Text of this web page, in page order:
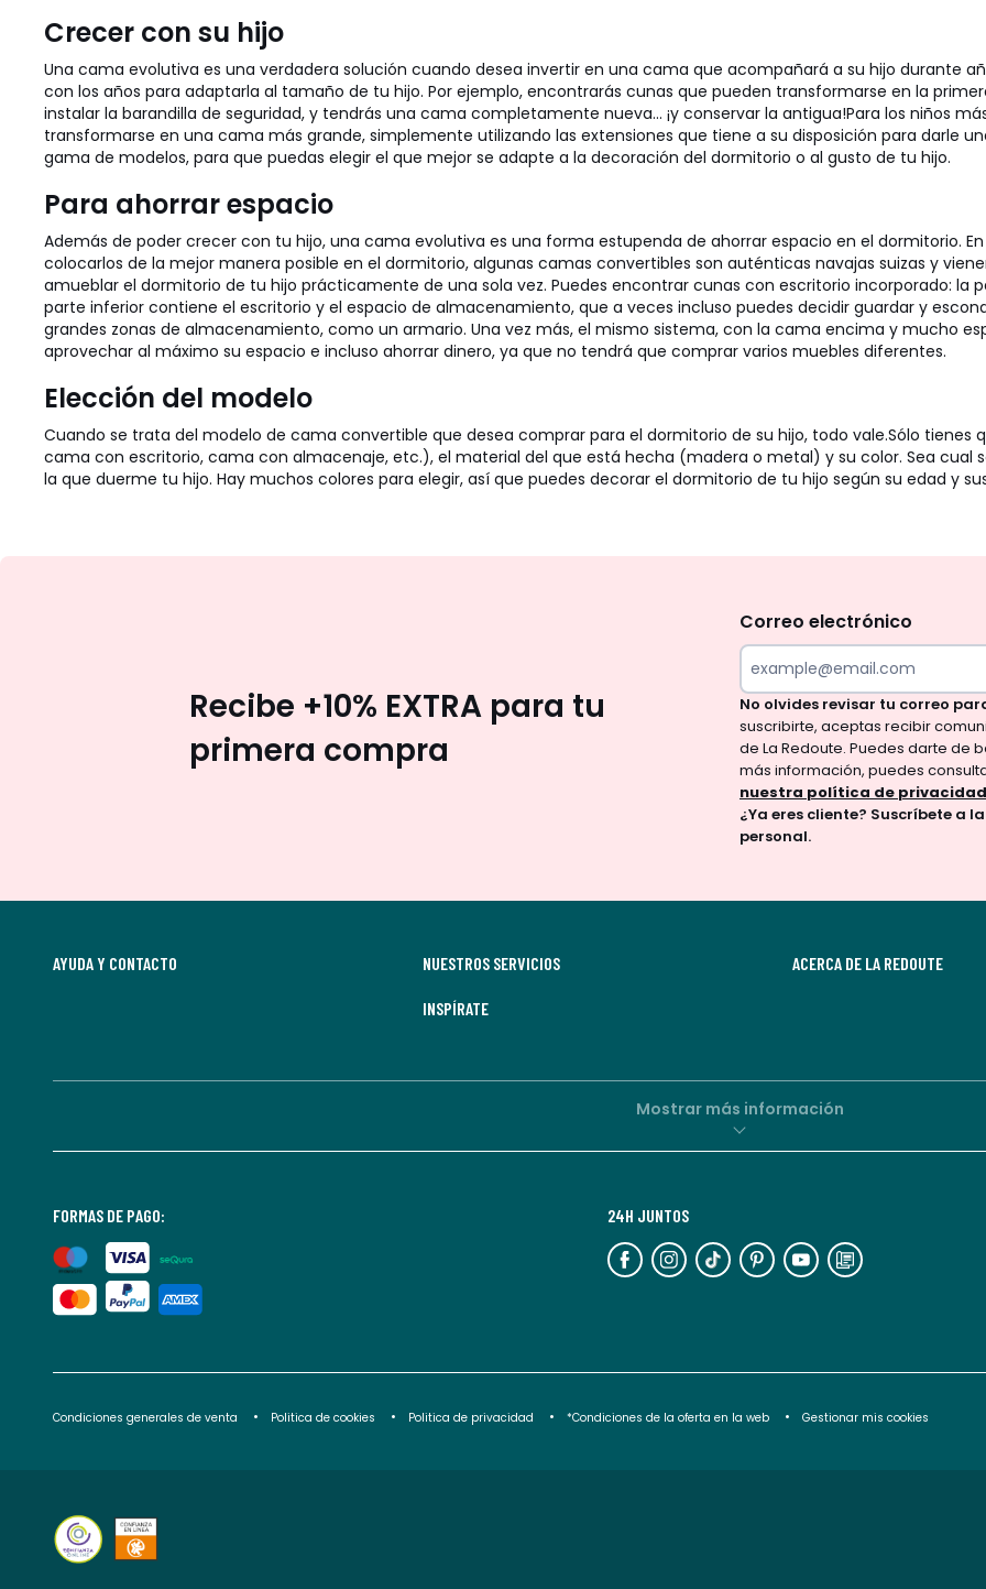
Crecer con su hijo
Una cama evolutiva es una verdadera solución cuando desea invertir en una cama que acompañará a su hijo durante
con los años para adaptarla al tamaño de tu hijo. Por ejemplo, encontrarás cunas que pueden transformarse en la
instalar la barandilla de seguridad, y tendrás una cama completamente nueva... ¡y conservar la antigua!Para los niños
transformarse en una cama más grande, simplemente utilizando las extensiones que tiene a su disposición para darle
gama de modelos, para que puedas elegir el que mejor se adapte a la decoración del dormitorio o al gusto de tu hijo.
Para ahorrar espacio
Además de poder crecer con tu hijo, una cama evolutiva es una forma estupenda de ahorrar espacio en el dormitorio.
colocarlos de la mejor manera posible en el dormitorio, algunas camas convertibles son auténticas navajas suizas y
amueblar el dormitorio de tu hijo prácticamente de una sola vez. Puedes encontrar cunas con escritorio incorporado: la
parte inferior contiene el escritorio y el espacio de almacenamiento, que a veces incluso puedes decidir guardar y
grandes zonas de almacenamiento, como un armario. Una vez más, el mismo sistema, con la cama encima y mucho
aprovechar al máximo su espacio e incluso ahorrar dinero, ya que no tendrá que comprar varios muebles diferentes.
Elección del modelo
Cuando se trata del modelo de cama convertible que desea comprar para el dormitorio de su hijo, todo vale.Sólo tienes
cama con escritorio, cama con almacenaje, etc.), el material del que está hecha (madera o metal) y su color. Sea cual
la que duerme tu hijo. Hay muchos colores para elegir, así que puedes decorar el dormitorio de tu hijo según su edad y
olvides
revisar
tu
correo
para
confirmar
tu
suscripción.
Al
aceptas
comunicaciones
parte
de
La
de
baja
momento.
más
Recibe +10% EXTRA para tu
primera compra
Correo electrónico
No olvides revisar tu correo
suscribirte, aceptas recibir
de La Redoute. Puedes darte de
más información, puedes
nuestra política de privacidad
¿Ya eres cliente? Suscríbete a
personal.
AYUDA Y CONTACTO NUESTROS SERVICIOS
INSPÍRATE
ACERCA DE LA REDOUTE
Mostrar más información
FORMAS DE PAGO: 24H JUNTOS
Condiciones generales de venta Politica de cookies Politica de privacidad *Condiciones de la oferta en la web Gestionar mis cookies